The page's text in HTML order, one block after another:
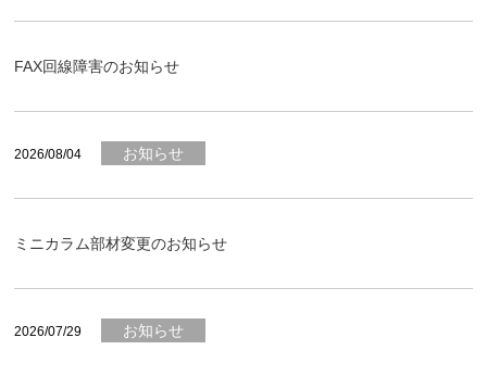
FAX回線障害のお知らせ
2026/08/04 お知らせ
ミニカラム部材変更のお知らせ
2026/07/29 お知らせ